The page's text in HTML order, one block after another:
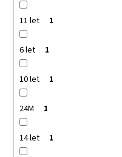
11 let 1
6 let 1
10 let 1
24M 1
14 let 1